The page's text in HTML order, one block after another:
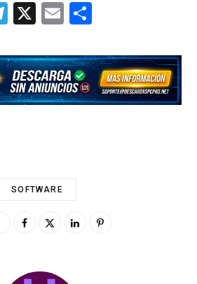
T
e
gr
a
X E
ai
l
m
p
ar
SOFTWARE